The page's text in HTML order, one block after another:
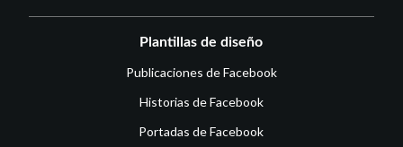
Plantillas de diseño
Publicaciones de Facebook
Historias de Facebook
Portadas de Facebook